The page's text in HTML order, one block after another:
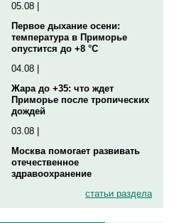
05.08 |
Первое дыхание осени:
температура в Приморье
опустится до +8 °C
04.08 |
Жара до +35: что ждет
Приморье после тропических
дождей
03.08 |
Москва помогает развивать
отечественное
здравоохранение
статьи раздела